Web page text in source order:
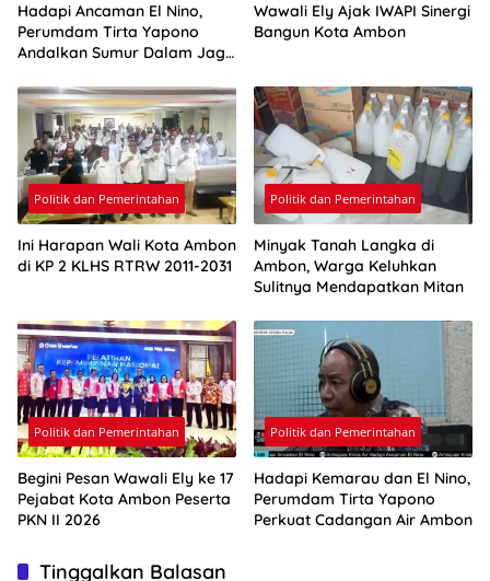
Hadapi Ancaman El Nino,
Perumdam Tirta Yapono
Andalkan Sumur Dalam Jaga
Wawali Ely Ajak IWAPI Sinergi
Bangun Kota Ambon
Politik dan Pemerintahan
Ini Harapan Wali Kota Ambon
di KP 2 KLHS RTRW 2011-2031
Politik dan Pemerintahan
Minyak Tanah Langka di
Ambon, Warga Keluhkan
Sulitnya Mendapatkan Mitan
Politik dan Pemerintahan
Begini Pesan Wawali Ely ke 17
Pejabat Kota Ambon Peserta
PKN II 2026
Politik dan Pemerintahan
Hadapi Kemarau dan El Nino,
Perumdam Tirta Yapono
Perkuat Cadangan Air Ambon
Tinggalkan Balasan